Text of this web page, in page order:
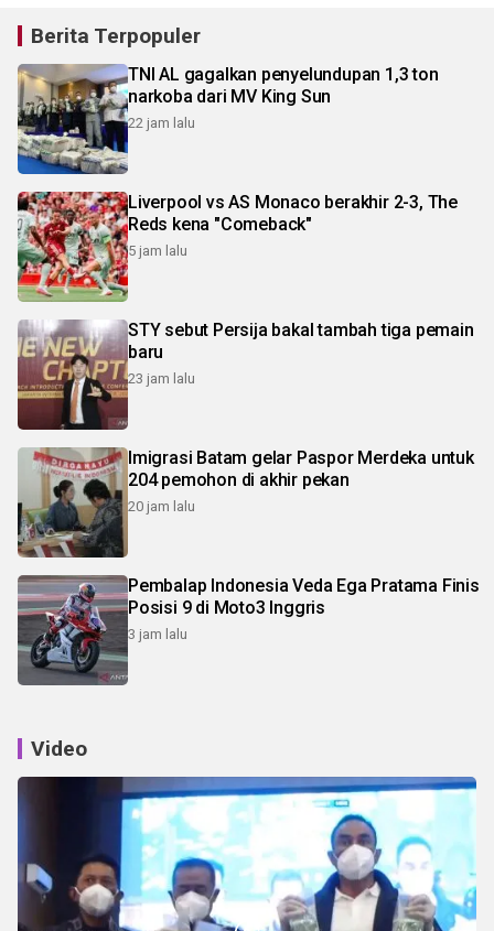
Berita Terpopuler
TNI AL gagalkan penyelundupan 1,3 ton
narkoba dari MV King Sun
22 jam lalu
Liverpool vs AS Monaco berakhir 2-3, The
Reds kena "Comeback"
5 jam lalu
STY sebut Persija bakal tambah tiga pemain
baru
23 jam lalu
Imigrasi Batam gelar Paspor Merdeka untuk
204 pemohon di akhir pekan
20 jam lalu
Pembalap Indonesia Veda Ega Pratama Finis
Posisi 9 di Moto3 Inggris
3 jam lalu
Video